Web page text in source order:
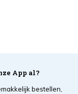
App al?
bestellen,